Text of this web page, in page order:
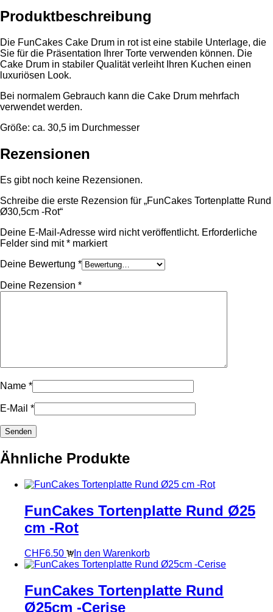
Produktbeschreibung
Die FunCakes Cake Drum in rot ist eine stabile Unterlage, die
Sie für die Präsentation Ihrer Torte verwenden können. Die
Cake Drum in stabiler Qualität verleiht Ihren Kuchen einen
luxuriösen Look.
Bei normalem Gebrauch kann die Cake Drum mehrfach
verwendet werden.
Größe: ca. 30,5 im Durchmesser
Rezensionen
Es gibt noch keine Rezensionen.
Schreibe die erste Rezension für „FunCakes Tortenplatte Rund
Ø30,5cm -Rot“
Deine E-Mail-Adresse wird nicht veröffentlicht. Erforderliche
Felder sind mit* markiert
Deine Bewertung *
Deine Rezension *
Name *
E-Mail *
Ähnliche Produkte
FunCakes Tortenplatte Rund Ø25
cm -Rot
CHF6.50 In den Warenkorb
FunCakes Tortenplatte Rund
Ø25cm -Cerise